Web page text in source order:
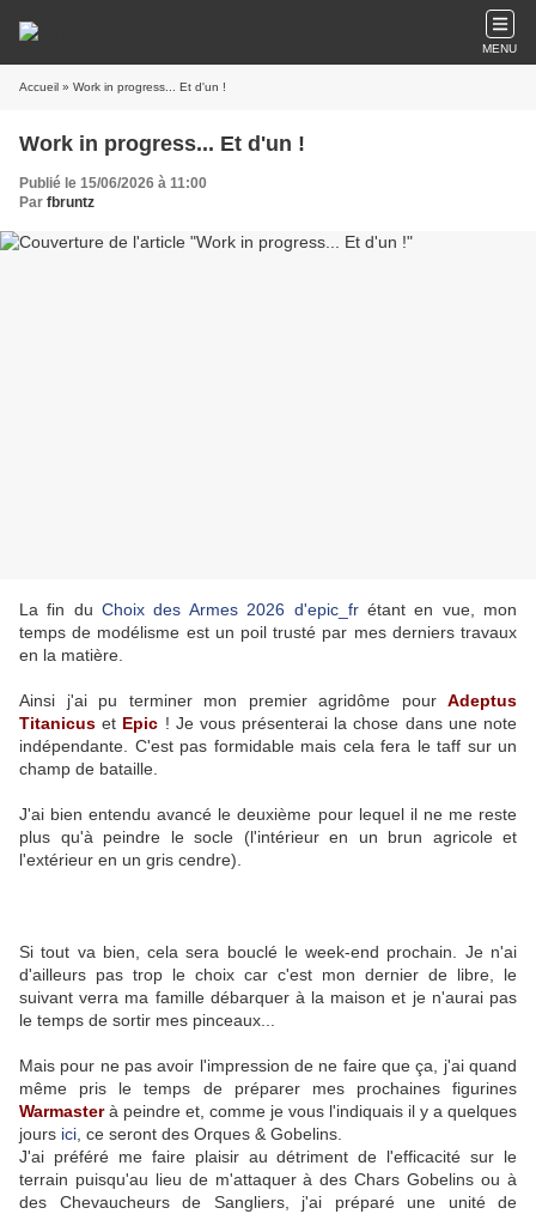
MENU
Accueil » Work in progress... Et d'un !
Work in progress... Et d'un !
Publié le 15/06/2026 à 11:00
Par fbruntz
La fin duChoix des Armes 2026 d'epic_frétant en vue, mon
temps de modélisme est un poil trusté par mes derniers travaux
en la matière.
Ainsi j'ai pu terminer mon premier agridôme pour Adeptus
Titanicus et Epic ! Je vous présenterai la chose dans une note
indépendante. C'est pas formidable mais cela fera le taff sur un
champ de bataille.
J'ai bien entendu avancé le deuxième pour lequel il ne me reste
plus qu'à peindre le socle (l'intérieur en un brun agricole et
l'extérieur en un gris cendre).
Si tout va bien, cela sera bouclé le week-end prochain. Je n'ai
d'ailleurs pas trop le choix car c'est mon dernier de libre, le
suivant verra ma famille débarquer à la maison et je n'aurai pas
le temps de sortir mes pinceaux...
Mais pour ne pas avoir l'impression de ne faire que ça, j'ai quand
même pris le temps de préparer mes prochaines figurines
Warmasterà peindre et, comme je vous l'indiquais il y a quelques
jours ici , ce seront des Orques & Gobelins.
J'ai préféré me faire plaisir au détriment de l'efficacité sur le
terrain puisqu'au lieu de m'attaquer à des Chars Gobelins ou à
des Chevaucheurs de Sangliers, j'ai préparé une unité de